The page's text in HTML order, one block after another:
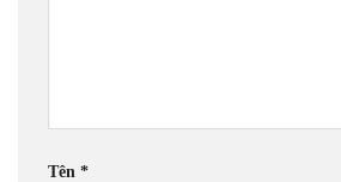
Tên *